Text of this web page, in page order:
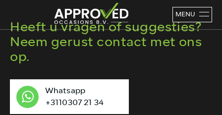
MENU
Heeft u vragen of suggesties?
Neem gerust contact met ons
op.
Whatsapp
+3110307 21 34